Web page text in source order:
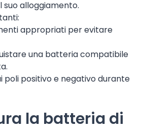
alloggiamento.
appropriati per evitare
una batteria compatibile
poli positivo e negativo durante
la batteria di